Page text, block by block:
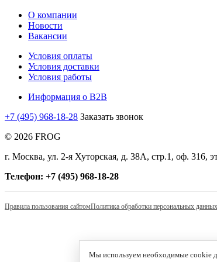
О компании
Новости
Вакансии
Условия оплаты
Условия доставки
Условия работы
Информация о B2B
+7 (495) 968-18-28 Заказать звонок
© 2026 FROG
г. Москва, ул. 2-я Хуторская, д. 38А, стр.1, оф. 316,
Телефон: +7 (495) 968-18-28
Правила пользования сайтомПолитика обработки персональных данных
Мы используем необходимые cookie